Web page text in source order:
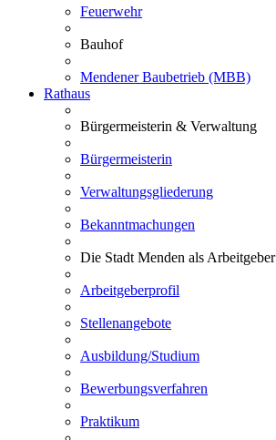
Feuerwehr
Bauhof
Mendener Baubetrieb (MBB)
Rathaus
Bürgermeisterin & Verwaltung
Bürgermeisterin
Verwaltungsgliederung
Bekanntmachungen
Die Stadt Menden als Arbeitgeber
Arbeitgeberprofil
Stellenangebote
Ausbildung/Studium
Bewerbungsverfahren
Praktikum